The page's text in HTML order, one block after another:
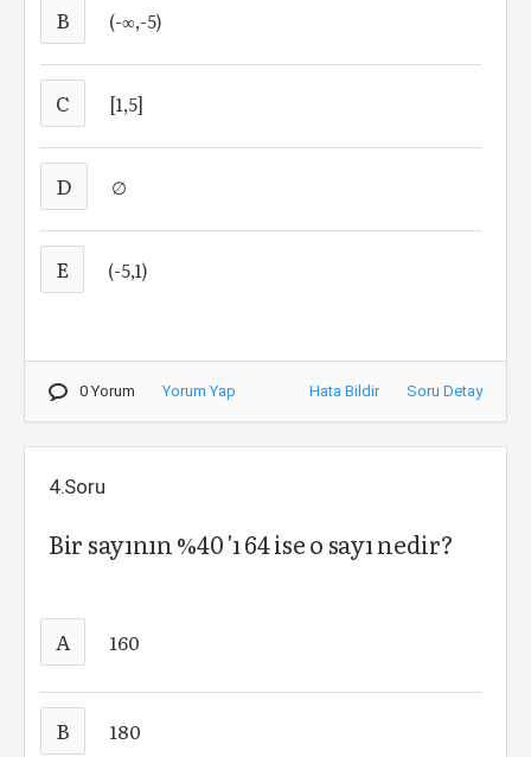
B (-∞,-5)
C [1,5]
D ∅
E (-5,1)
0 Yorum Yorum Yap Hata Bildir Soru Detay
4.Soru
Bir sayının %40 'ı 64 ise o sayı nedir?
A 160
B 180